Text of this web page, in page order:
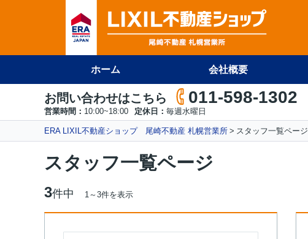
ホーム 会社概要
お問い合わせはこちら 011-598-1302
営業時間： 10:00~18:00 定休日： 毎週水曜日
ERA LIXIL不動産ショップ 尾崎不動産 札幌営業所 スタッフ一覧ページ
スタッフ一覧ページ
3件中 1～3件を表示